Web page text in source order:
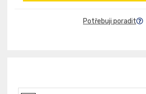
Potřebuji poradit